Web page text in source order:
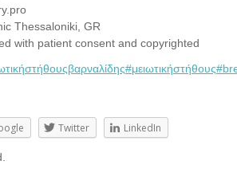
Thessaloniki, GR
with patient consent and copyrighted
#μειωτικήστήθους
Twitter LinkedIn